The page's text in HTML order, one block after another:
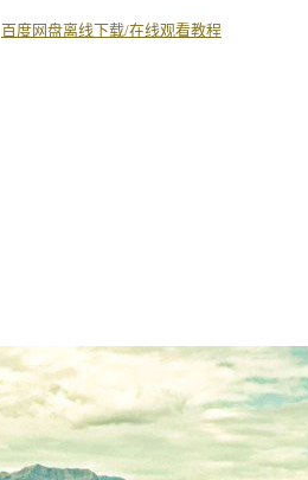
百度网盘离线下载/在线观看教程